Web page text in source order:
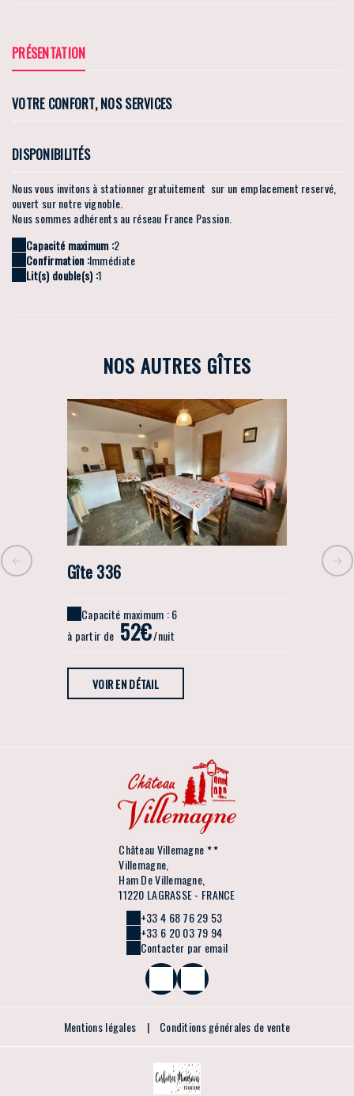
PRÉSENTATION
VOTRE CONFORT, NOS SERVICES
DISPONIBILITÉS
Nous vous invitons à stationner gratuitement sur un emplacement reservé,
ouvert sur notre vignoble.
Nous sommes adhérents au réseau France Passion.
Capacité maximum :2
Confirmation :Immédiate
Lit(s) double(s) :1
NOS AUTRES GÎTES
Gîte 336
Capacité maximum : 6
à partir de 52€/nuit
VOIR EN DÉTAIL
Gîte
Château Villemagne
Villemagne,
Ham De Villemagne,
11220 LAGRASSE - FRANCE
+33 4 68 76 29 53
+33 6 20 03 79 94
Contacter par email
Mentions légales | Conditions générales de vente